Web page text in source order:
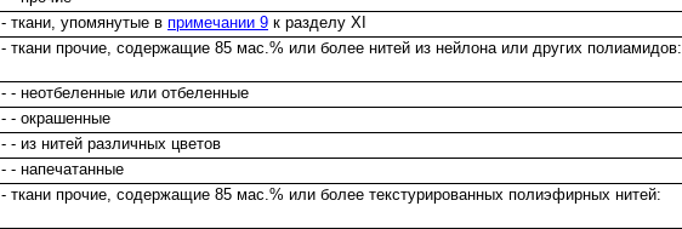
- ткани, упомянутые в примечании 9 к разделу XI
- ткани прочие, содержащие 85 мас.% или более нитей из нейлона или других полиамидов:
- - неотбеленные или отбеленные
- - окрашенные
- - из нитей различных цветов
- - напечатанные
- ткани прочие, содержащие 85 мас.% или более текстурированных полиэфирных нитей: